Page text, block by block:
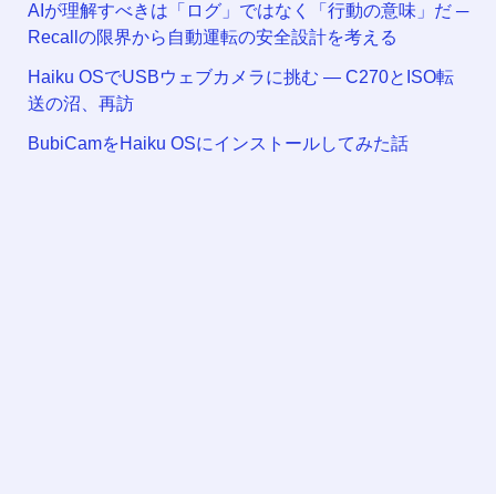
AIが理解すべきは「ログ」ではなく「行動の意味」だ ─
Recallの限界から自動運転の安全設計を考える
Haiku OSでUSBウェブカメラに挑む — C270とISO転
送の沼、再訪
BubiCamをHaiku OSにインストールしてみた話